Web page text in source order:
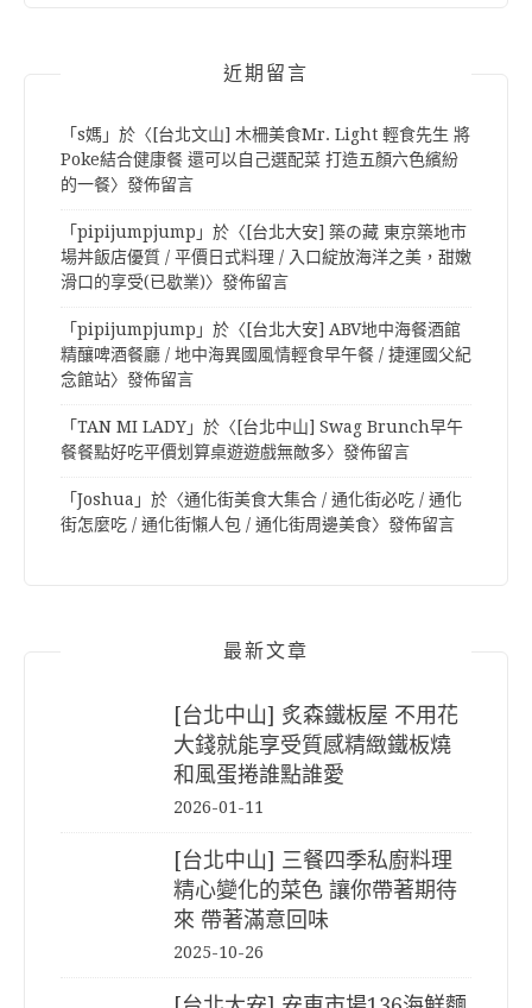
近期留言
「s媽 」於〈 [台北文山] 木柵美食Mr. Light 輕食先生 將
Poke結合健康餐 還可以自己選配菜 打造五顏六色繽紛
的一餐〉發佈留言
「pipijumpjump 」於〈 [台北大安] 築の藏 東京築地市
場丼飯店優質 / 平價日式料理 / 入口綻放海洋之美，甜嫩
滑口的享受(已歇業)〉發佈留言
「pipijumpjump 」於〈 [台北大安] ABV地中海餐酒館
精釀啤酒餐廳 / 地中海異國風情輕食早午餐 / 捷運國父紀
念館站〉發佈留言
「TAN MI LADY」於〈 [台北中山] Swag Brunch早午
餐餐點好吃平價划算桌遊遊戲無敵多〉發佈留言
「Joshua 」於〈通化街美食大集合 / 通化街必吃 / 通化
街怎麼吃 / 通化街懶人包 / 通化街周邊美食〉發佈留言
最新文章
[台北中山] 炙森鐵板屋 不用花
大錢就能享受質感精緻鐵板燒
和風蛋捲誰點誰愛
2026-01-11
[台北中山] 三餐四季私廚料理
精心變化的菜色 讓你帶著期待
來 帶著滿意回味
2025-10-26